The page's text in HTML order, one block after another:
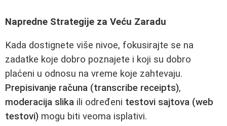
Napredne Strategije za Veću Zaradu
Kada dostignete više nivoe, fokusirajte se na
zadatke koje dobro poznajete i koji su dobro
plaćeni u odnosu na vreme koje zahtevaju.
Prepisivanje računa (transcribe receipts),
moderacija slika ili određeni testovi sajtova (web
testovi) mogu biti veoma isplativi.